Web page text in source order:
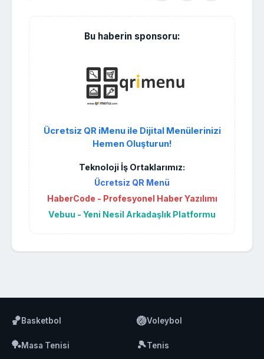
Bu haberin sponsoru:
Ücretsiz QR iMenu ile Dijital Menülerinizi
Hemen Oluşturun!
Teknoloji İş Ortaklarımız:
Ücretsiz QR Menü
HaberCode - Profesyonel Haber Yazılımı
Vebuu - Yeni Nesil Arkadaşlık Platformu
🏀Basketbol 🏐Voleybol
🏓Masa Tenisi 🎾Tenis